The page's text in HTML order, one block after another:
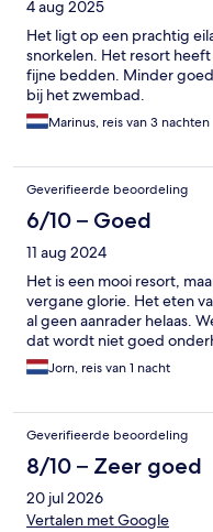
4 aug 2025
Het ligt op een prachtig
snorkelen. Het resort
fijne bedden. Minder
bij het zwembad.
Marinus, reis van 3 nachten
Geverifieerde beoordeling
6/10 – Goed
11 aug 2024
Het is een mooi resort,
vergane glorie. Het eten
al geen aanrader helaas.
dat wordt niet goed
Jorn, reis van 1 nacht
Geverifieerde beoordeling
8/10 – Zeer goed
20 jul 2026
Vertalen met Google